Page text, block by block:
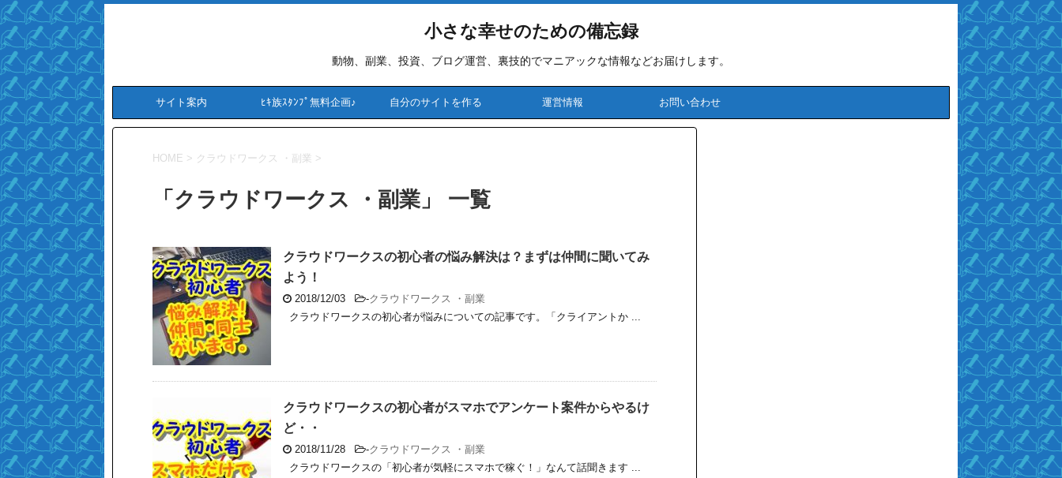
小さな幸せのための備忘録
動物、副業、投資、ブログ運営、裏技的でマニアックな情報などお届けします。
サイト案内 ﾋｷ族ｽﾀﾝﾌﾟ無料企画♪ 自分のサイトを作る 運営情報 お問い合わせ
HOME > クラウドワークス ・副業 >
「クラウドワークス ・副業」 一覧
クラウドワークスの初心者の悩み解決は？まずは仲間に聞いてみ
よう！
2018/12/03 -クラウドワークス ・副業
クラウドワークスの初心者が悩みについての記事です。「クライアントか ...
クラウドワークスの初心者がスマホでアンケート案件からやるけ
ど・・
2018/11/28 -クラウドワークス ・副業
クラウドワークスの「初心者が気軽にスマホで稼ぐ！」なんて話聞きます ...